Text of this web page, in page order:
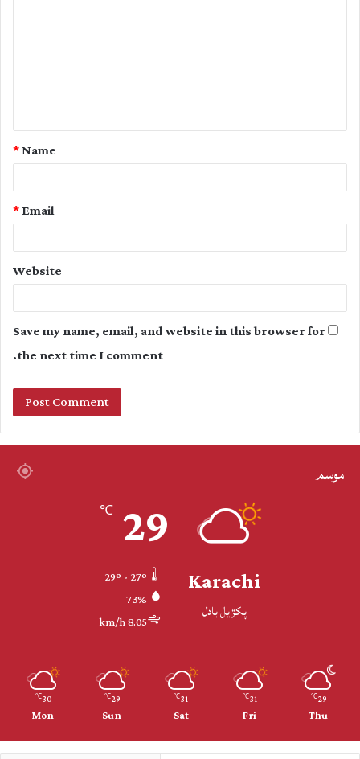
t
Name
*
Email
*
Website
Save my name, email, and website in this browser for
the next time I comment.
موسم
Karachi
پکڙيل بادل
29
℃
73%
8.05 km/h
29
℃
Thu
31
℃
Fri
31
℃
Sat
29
℃
Sun
30
℃
Mon